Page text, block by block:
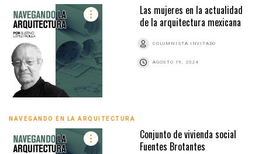
Las mujeres en la actualidad
de la arquitectura mexicana
COLUMNISTA INVITADO
AGOSTO 19, 2024
NAVEGANDO EN LA ARQUITECTURA
Conjunto de vivienda social
Fuentes Brotantes